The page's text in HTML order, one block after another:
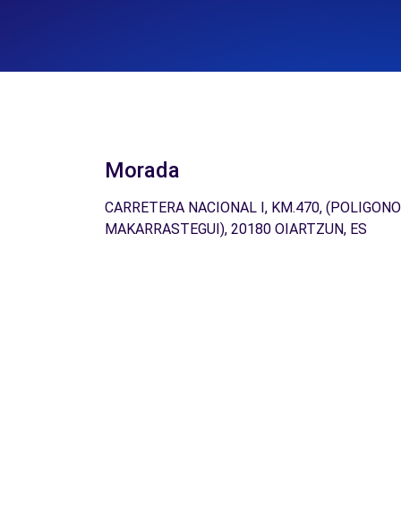
Morada
CARRETERA NACIONAL I, KM.470, (POLIGONO
MAKARRASTEGUI), 20180 OIARTZUN, ES